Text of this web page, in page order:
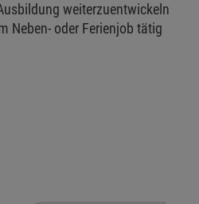
weiterzuentwickeln
Neben- oder Ferienjob tätig